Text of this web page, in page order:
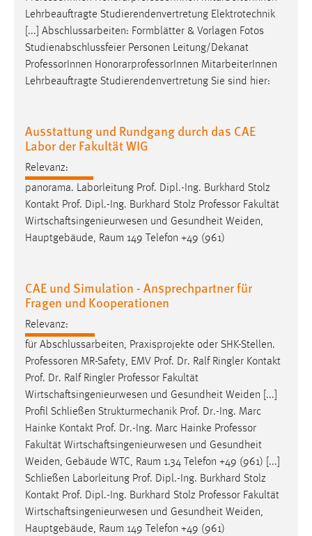
Lehrbeauftragte Studierendenvertretung Elektrotechnik
[...] Abschlussarbeiten: Formblätter & Vorlagen Fotos
Studienabschlussfeier Personen Leitung/Dekanat
Professor Innen HonorarprofessorInnen MitarbeiterInnen
Lehrbeauftragte Studierendenvertretung Sie sind hier:
Ausstattung und Rundgang durch das CAE
Labor der Fakultät WIG
Relevanz:
panorama. Laborleitung Prof. Dipl.-Ing. Burkhard Stolz
Kontakt Prof. Dipl.-Ing. Burkhard Stolz Professor Fakultät
Wirtschaftsingenieurwesen und Gesundheit Weiden,
Hauptgebäude, Raum 149 Telefon +49 (961)
CAE und Simulation - Ansprechpartner für
Fragen und Kooperationen
Relevanz:
für Abschlussarbeiten, Praxisprojekte oder SHK-Stellen.
Professoren MR-Safety, EMV Prof. Dr. Ralf Ringler Kontakt
Prof. Dr. Ralf Ringler Professor Fakultät
Wirtschaftsingenieurwesen und Gesundheit Weiden [...]
Profil Schließen Strukturmechanik Prof. Dr.-Ing. Marc
Hainke Kontakt Prof. Dr.-Ing. Marc Hainke Professor
Fakultät Wirtschaftsingenieurwesen und Gesundheit
Weiden, Gebäude WTC, Raum 1.34 Telefon +49 (961) [...]
Schließen Laborleitung Prof. Dipl.-Ing. Burkhard Stolz
Kontakt Prof. Dipl.-Ing. Burkhard Stolz Professor Fakultät
Wirtschaftsingenieurwesen und Gesundheit Weiden,
Hauptgebäude, Raum 149 Telefon +49 (961)
Conversion-Tracking
Cookie Laufzeit:
Name:
_fbp
Anbieter:
Facebook
Zweck:
Conversion-Tracking
Cookie Laufzeit:
EXTERNE MEDIEN
Um Inhalte von Videoplattformen und Social Media
Plattformen anzeigen zu können, werden von diesen
externen Medien Cookies gesetzt.
YouTube
Vimeo